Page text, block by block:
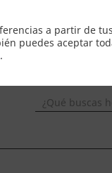
a partir de
puedes aceptar
.
¿Qué buscas